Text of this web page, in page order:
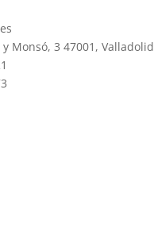
Monsó, 3 47001, Valladolid